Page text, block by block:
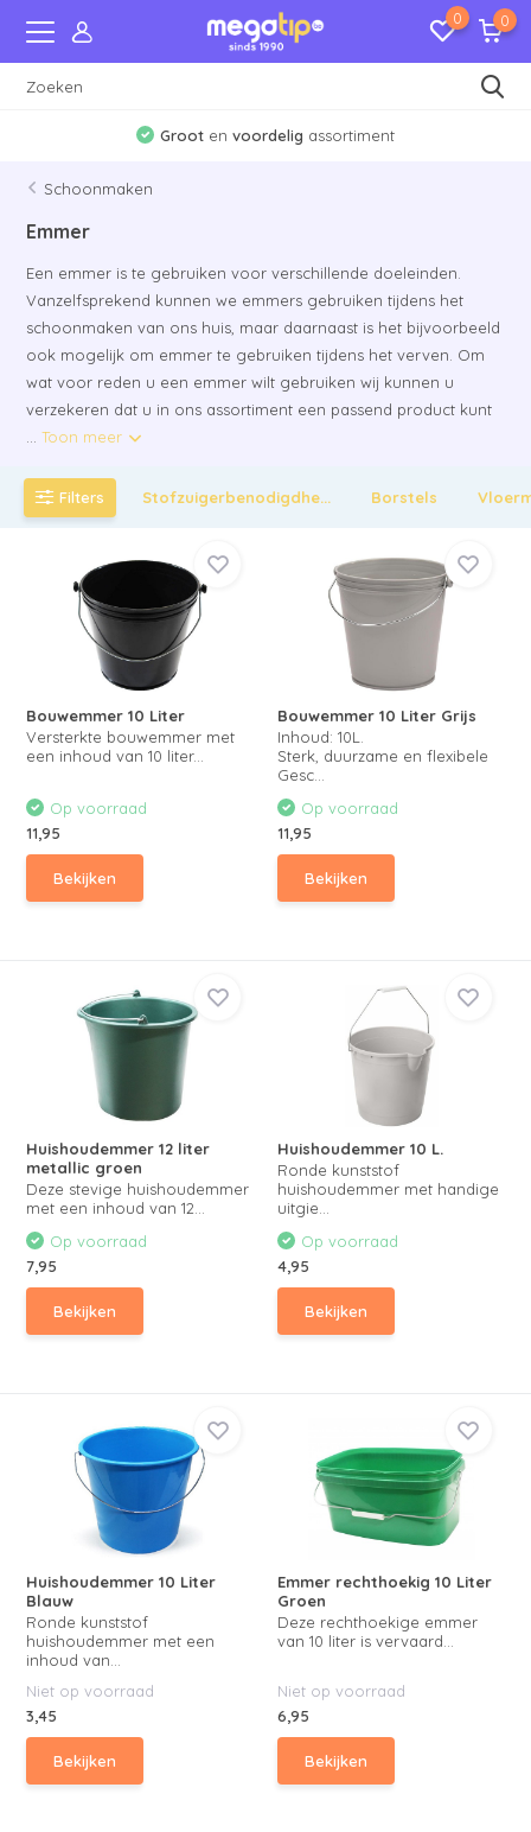
0 0
Verzending naarNederlandenBelgie
Schoonmaken
Emmer
Een emmer is te gebruiken voor verschillende doeleinden.
Vanzelfsprekend kunnen we emmers gebruiken tijdens het
schoonmaken van ons huis, maar daarnaast is het bijvoorbeeld
ook mogelijk om emmer te gebruiken tijdens het verven. Om
wat voor reden u een emmer wilt gebruiken wij kunnen u
verzekeren dat u in ons assortiment een passend product kunt
...Toon meer
Filters Stofzuigerbenodigdhe... Borstels
Bouwemmer 10 Liter
Versterkte bouwemmer met
een inhoud van 10 liter...
Op voorraad
11,95
Bekijken
Bouwemmer 10 Liter Grijs
Inhoud: 10L.
Sterk, duurzame en flexibele
Gesc...
Op voorraad
11,95
Bekijken
Huishoudemmer 12 liter
metallic groen
Deze stevige huishoudemmer
met een inhoud van 12...
Op voorraad
7,95
Bekijken
Huishoudemmer 10 L.
Ronde kunststof
huishoudemmer met handige
uitgie...
Op voorraad
4,95
Bekijken
Huishoudemmer 10 Liter
Blauw
Ronde kunststof
huishoudemmer met een
inhoud van...
Niet op voorraad
3,45
Bekijken
Emmer rechthoekig 10 Liter
Groen
Deze rechthoekige emmer
van 10 liter is vervaard...
Niet op voorraad
6,95
Bekijken